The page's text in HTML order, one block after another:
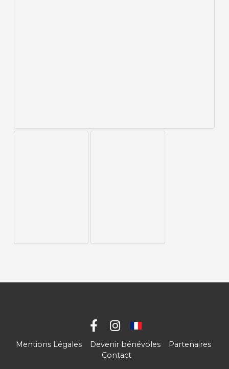
Mentions Légales Devenir bénévoles
Partenaires
Contact